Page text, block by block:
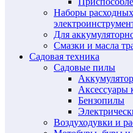
Наборы
Для
Смазки и масла
Садовая техника
Садовые пилы
Аксессуары
Бензопилы
Воздуходувки и